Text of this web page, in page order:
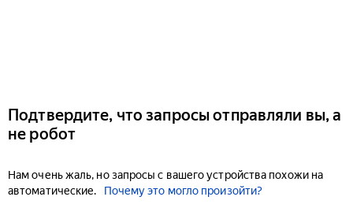
Подтвердите, что запросы отправляли вы, а
не робот
Нам очень жаль, но запросы с вашего устройства похожи на
автоматические.
Почему это могло произойти?